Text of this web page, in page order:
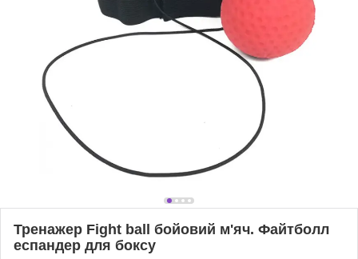
Тренажер Fight ball бойовий м'яч. Файтболл
еспандер для боксу